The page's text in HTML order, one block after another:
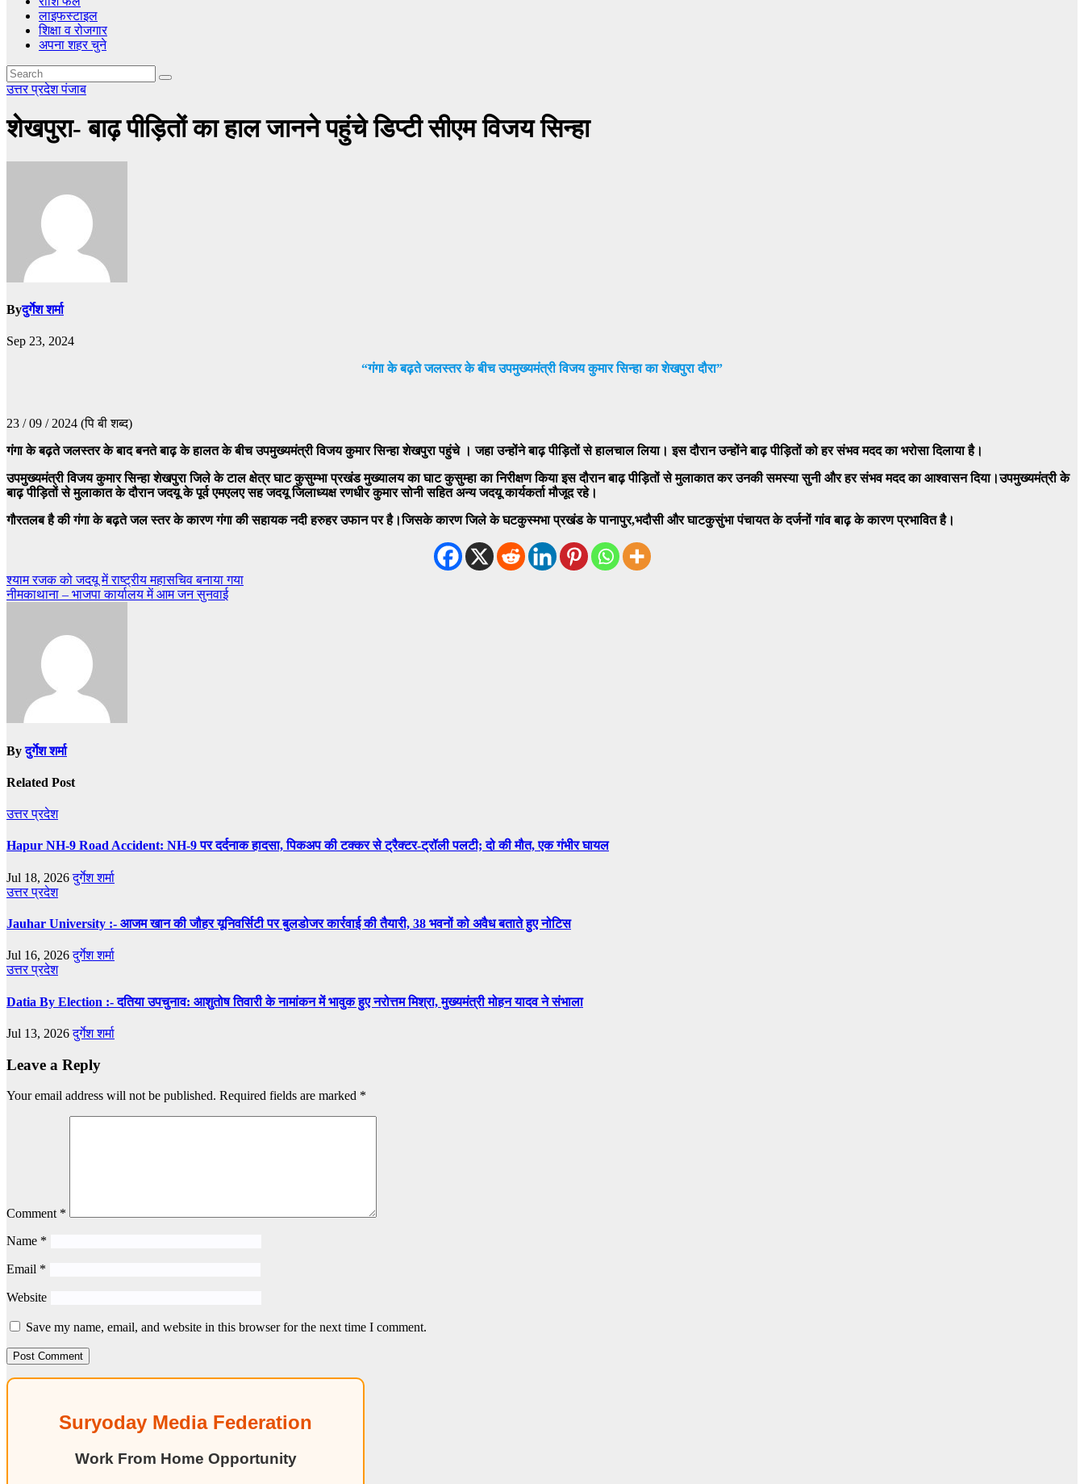
लाइफस्टाइल
शिक्षा व रोजगार
अपना शहर चुने
उत्तर प्रदेशपंजाब
शेखपुरा- बाढ़ पीड़ितों का हाल जानने पहुंचे डिप्टी सीएम विजय सिन्हा
Byदुर्गेश शर्मा
Sep 23, 2024
“गंगा के बढ़ते जलस्तर के बीच उपमुख्यमंत्री विजय कुमार सिन्हा का शेखपुरा दौरा”
23 / 09 / 2024 (पि बी शब्द)
गंगा के बढ़ते जलस्तर के बाद बनते बाढ़ के हालत के बीच उपमुख्यमंत्री विजय कुमार सिन्हा शेखपुरा पहुंचे । जहा उन्होंने बाढ़ पीड़ितों से हालचाल लिया। इस दौरान उन्होंने बाढ़ पीड़ितों को हर संभव मदद का भरोसा दिलाया है।
उपमुख्यमंत्री विजय कुमार सिन्हा शेखपुरा जिले के टाल क्षेत्र घाट कुसुम्भा प्रखंड मुख्यालय का घाट कुसुम्हा का निरीक्षण किया इस दौरान बाढ़ पीड़ितों से मुलाकात कर उनकी समस्या सुनी और हर संभव मदद का आश्वासन दिया।उपमुख्यमंत्री के
बाढ़ पीड़ितों से मुलाकात के दौरान जदयू के पूर्व एमएलए सह जदयू जिलाध्यक्ष रणधीर कुमार सोनी सहित अन्य जदयू कार्यकर्ता मौजूद रहे।
गौरतलब है की गंगा के बढ़ते जल स्तर के कारण गंगा की सहायक नदी हरुहर उफान पर है।जिसके कारण जिले के घटकुस्मभा प्रखंड के पानापुर,भदौसी और घाटकुसुंभा पंचायत के दर्जनों गांव बाढ़ के कारण प्रभावित है।
Post
navigation
श्याम रजक को जदयू में राष्ट्रीय महासचिव बनाया गया
नीमकाथाना – भाजपा कार्यालय में आम जन सुनवाई
Byदुर्गेश शर्मा
Related Post
उत्तर प्रदेश
Hapur NH-9 Road Accident: NH-9 पर दर्दनाक हादसा, पिकअप की टक्कर से ट्रैक्टर-ट्रॉली पलटी; दो की मौत, एक गंभीर घायल
Jul 18, 2026दुर्गेश शर्मा
उत्तर प्रदेश
Jauhar University :- आजम खान की जौहर यूनिवर्सिटी पर बुलडोजर कार्रवाई की तैयारी, 38 भवनों को अवैध बताते हुए नोटिस
Jul 16, 2026दुर्गेश शर्मा
उत्तर प्रदेश
Datia By Election :- दतिया उपचुनाव: आशुतोष तिवारी के नामांकन में भावुक हुए नरोत्तम मिश्रा, मुख्यमंत्री मोहन यादव ने संभाला
Jul 13, 2026दुर्गेश शर्मा
Leave a Reply
Your email address will not be published. Required fields are marked *
Comment *
Name *
Email *
Website
Save my name, email, and website in this browser for the next time I comment.
Suryoday Media Federation
Work From Home Opportunity